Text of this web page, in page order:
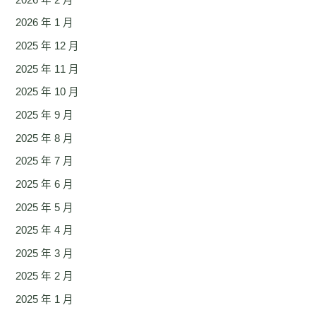
2026 年 1 月
2025 年 12 月
2025 年 11 月
2025 年 10 月
2025 年 9 月
2025 年 8 月
2025 年 7 月
2025 年 6 月
2025 年 5 月
2025 年 4 月
2025 年 3 月
2025 年 2 月
2025 年 1 月